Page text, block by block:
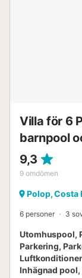
Villa för 6
barnpool
9,3
9 omdömen
Polop, Costa
6 personer 3
Utomhuspool,
Parkering,
Inhägnad